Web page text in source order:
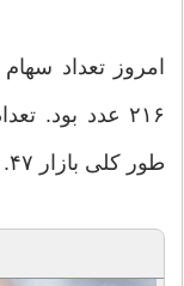
طور کلی بازار ۰.۴۷ درصد کاهش یافت.